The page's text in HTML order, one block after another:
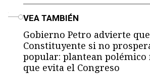
VEA TAMBIÉN
Gobierno Petro advierte
Constituyente si no
popular: plantean polémico
que evita el Congreso